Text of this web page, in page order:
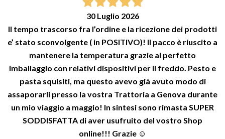
30 Luglio 2026
Il tempo trascorso fra l’ordine e la ricezione dei prodotti
e’ stato sconvolgente ( in POSITIVO)! Il pacco è riuscito a
mantenere la temperatura grazie al perfetto
imballaggio con relativi dispositivi per il freddo. Pesto e
pasta squisiti, ma questo avevo già avuto modo di
assaporarli presso la vostra Trattoria a Genova durante
un mio viaggio a maggio! In sintesi sono rimasta SUPER
SODDISFATTA di aver usufruito del vostro Shop
online!!! Grazie ☺️